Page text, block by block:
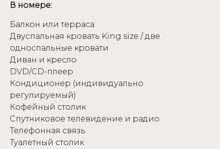
В номере:
Балкон или терраса
Двуспальная кровать King size / две
односпальные кровати
Диван и кресло
DVD/CD-плеер
Кондиционер (индивидуально
регулируемый)
Кофейный столик
Спутниковое телевидение и радио
Телефонная связь
Туалетный столик